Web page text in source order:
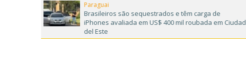
Paraguai
Brasileiros são sequestrados e têm carga de
iPhones avaliada em US$ 400 mil roubada em Ciudad
del Este